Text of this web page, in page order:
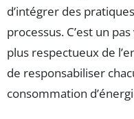
d’intégrer des
processus. C’est un
plus respectueux de
de responsabiliser
consommation